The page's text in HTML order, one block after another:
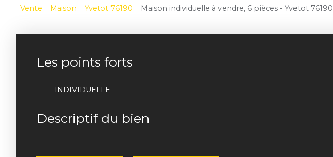
Vente Maison Yvetot 76190 Maison individuelle à vendre, 6 pièces - Yvetot 76190
Les points forts
INDIVIDUELLE
Descriptif du bien